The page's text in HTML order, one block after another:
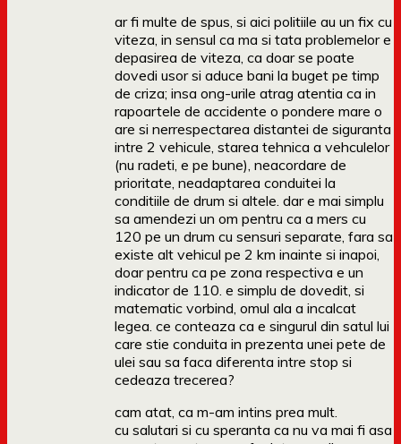
ar fi multe de spus, si aici politiile au un fix cu
viteza, in sensul ca ma si tata problemelor e
depasirea de viteza, ca doar se poate
dovedi usor si aduce bani la buget pe timp
de criza; insa ong-urile atrag atentia ca in
rapoartele de accidente o pondere mare o
are si nerrespectarea distantei de siguranta
intre 2 vehicule, starea tehnica a vehculelor
(nu radeti, e pe bune), neacordare de
prioritate, neadaptarea conduitei la
conditiile de drum si altele. dar e mai simplu
sa amendezi un om pentru ca a mers cu
120 pe un drum cu sensuri separate, fara sa
existe alt vehicul pe 2 km inainte si inapoi,
doar pentru ca pe zona respectiva e un
indicator de 110. e simplu de dovedit, si
matematic vorbind, omul ala a incalcat
legea. ce conteaza ca e singurul din satul lui
care stie conduita in prezenta unei pete de
ulei sau sa faca diferenta intre stop si
cedeaza trecerea?
cam atat, ca m-am intins prea mult.
cu salutari si cu speranta ca nu va mai fi asa